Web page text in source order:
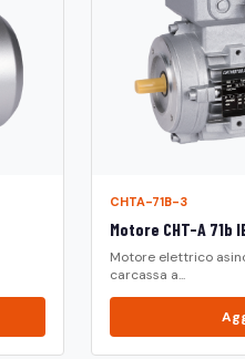
CHTA-71B-3
Motore CHT-A 71b
Motore elettrico
carcassa a...